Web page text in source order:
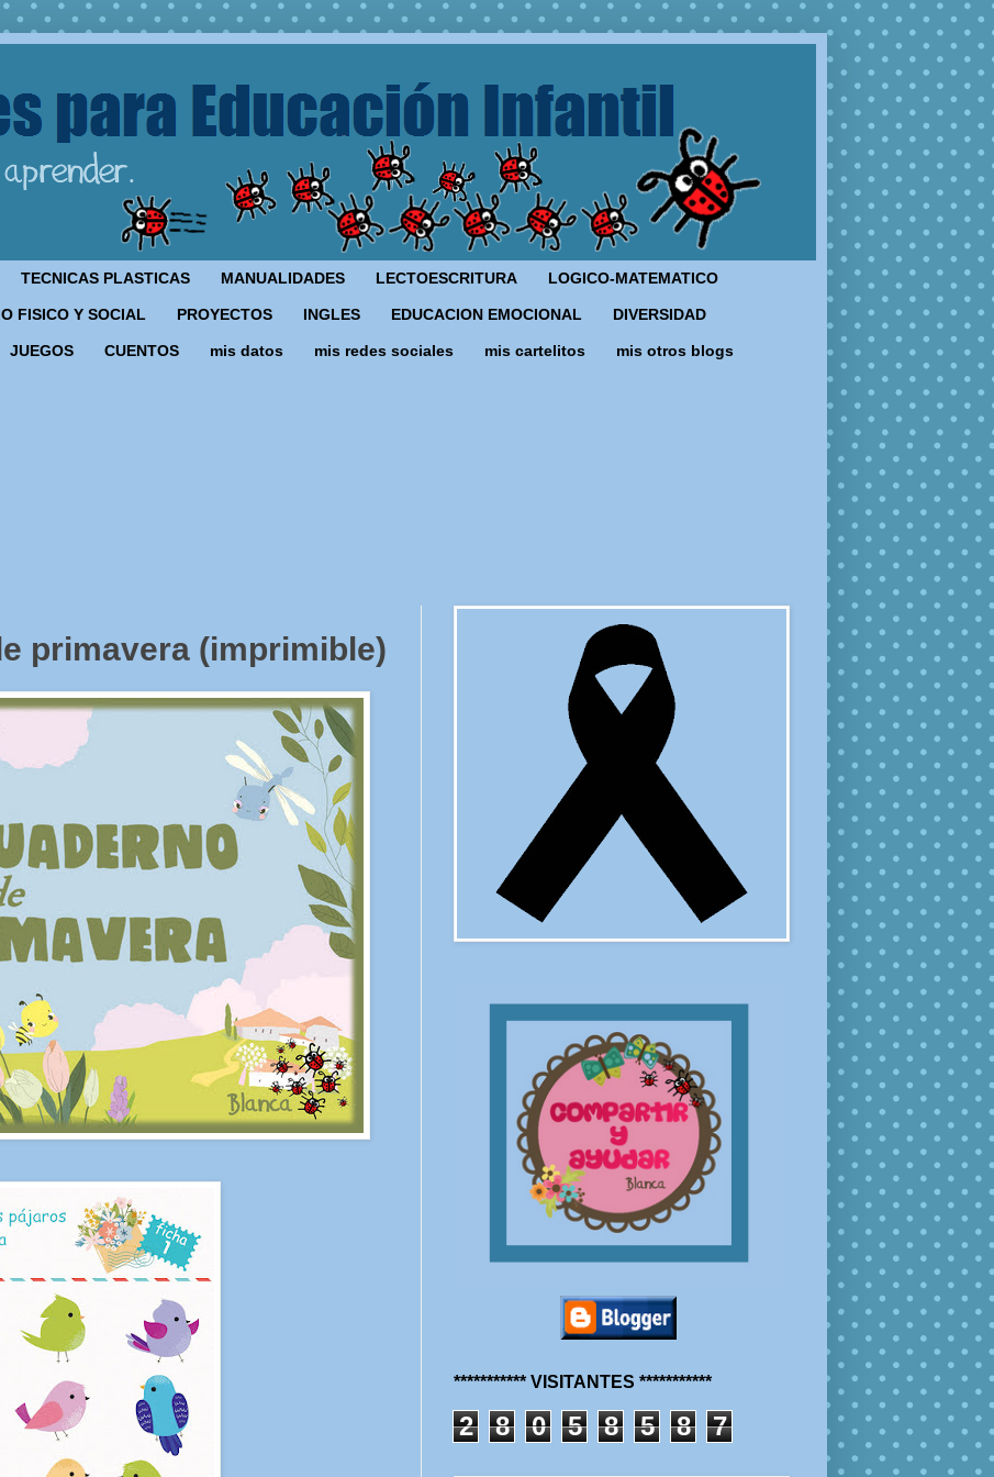
TECNICAS PLASTICAS MANUALIDADES LECTOESCRITURA LOGICO-MATEMATICO
FISICO Y SOCIAL PROYECTOS INGLES EDUCACION EMOCIONAL DIVERSIDAD
JUEGOS CUENTOS mis datos mis redes sociales mis cartelitos mis otros blogs
primavera (imprimible)
*********** VISITANTES ***********
2 8 0 5 8 5 8 7